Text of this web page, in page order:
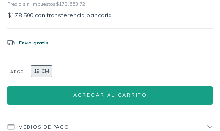
Precio sin impuestos $173.553,72
$178.500 con transferencia bancaria
Envío gratis
LARGO 19 CM
MEDIOS DE PAGO